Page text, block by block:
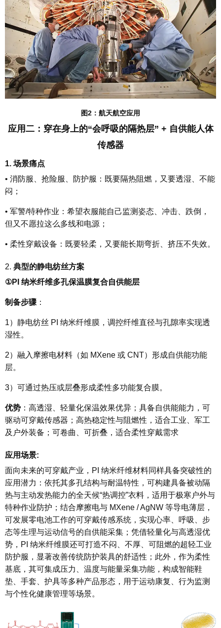
图2：航天航空应用
应用二：穿在身上的“会呼吸的隔热层” + 自供能人体
传感器
1. 场景痛点
• 消防服、抢险服、防护服：既要隔热阻燃，又要透湿、不能
闷；
• 军警/特种作业：希望衣服能自己监测姿态、冲击、跌倒 ，
但又不愿拉这么多线和电源；
• 柔性穿戴设备：既要轻柔，又要能长期弯折、挤压不失效。
2. 典型的静电纺丝方案
①PI 纳米纤维多孔保温膜复合自供能层
制备步骤 ：
1）静电纺丝 PI 纳米纤维膜，调控纤维直径与孔隙率实现透
湿性。
2）融入摩擦电材料（如 MXene 或 CNT）形成自供能功能
层。
3）可通过热压或层叠形成柔性多功能复合膜。
优势 ：高透湿、轻量化保温效果优异；具备自供能能力，可
驱动可穿戴传感器；高热稳定性与阻燃性，适合工业、军工
及户外装备；可卷曲、可折叠，适合柔性穿戴需求
应用场景:
面向未来的可穿戴产业，PI 纳米纤维材料同样具备突破性的
应用潜力：依托其多孔结构与耐温特性，可构建具备被动隔
热与主动发热能力的全天候“热调控”衣料，适用于极寒户外与
特种作业防护；结合摩擦电与 MXene / AgNW 等导电薄层，
可发展零电池工作的可穿戴传感系统，实现心率、呼吸、步
态等生理与运动信号的自供能采集；凭借轻量化与高透湿优
势，PI 纳米纤维膜还可打造不闷、不厚、可阻燃的超轻工业
防护服，显著改善传统防护装具的舒适性；此外，作为柔性
基底，其可集成压力、温度与能量采集功能，构成智能鞋
垫、手套、护具等多种产品形态，用于运动康复、行为监测
与个性化健康管理等场景。